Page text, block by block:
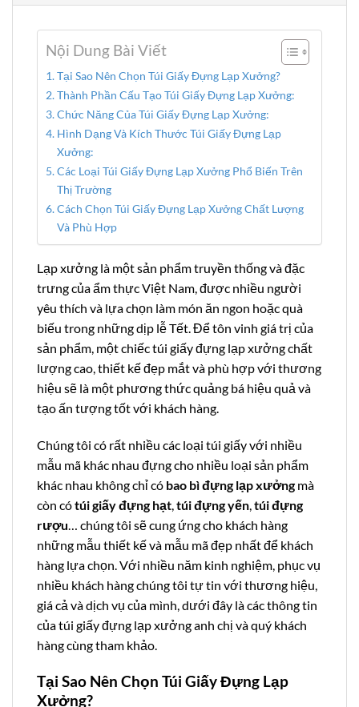
Nội Dung Bài Viết
Tại Sao Nên Chọn Túi Giấy Đựng Lạp Xưởng?
Thành Phần Cấu Tạo Túi Giấy Đựng Lạp Xưởng:
Chức Năng Của Túi Giấy Đựng Lạp Xưởng:
Hình Dạng Và Kích Thước Túi Giấy Đựng Lạp
Xưởng:
Các Loại Túi Giấy Đựng Lạp Xưởng Phổ Biến Trên
Thị Trường
Cách Chọn Túi Giấy Đựng Lạp Xưởng Chất Lượng
Và Phù Hợp
Lạp xưởng là một sản phẩm truyền thống và đặc
trưng của ẩm thực Việt Nam, được nhiều người
yêu thích và lựa chọn làm món ăn ngon hoặc quà
biếu trong những dịp lễ Tết. Để tôn vinh giá trị của
sản phẩm, một chiếc túi giấy đựng lạp xưởng chất
lượng cao, thiết kế đẹp mắt và phù hợp với thương
hiệu sẽ là một phương thức quảng bá hiệu quả và
tạo ấn tượng tốt với khách hàng.
Chúng tôi có rất nhiều các loại túi giấy với nhiều
mẫu mã khác nhau đựng cho nhiều loại sản phẩm
khác nhau không chỉ có bao bì đựng lạp xưởngmà
còn cótúi giấy đựng hạt,túi đựng yến,túi đựng
rượu… chúng tôi sẽ cung ứng cho khách hàng
những mẫu thiết kế và mẫu mã đẹp nhất để khách
hàng lựa chọn. Với nhiều năm kinh nghiệm, phục vụ
nhiều khách hàng chúng tôi tự tin với thương hiệu,
giá cả và dịch vụ của mình, dưới đây là các thông tin
của túi giấy đựng lạp xưởng anh chị và quý khách
hàng cùng tham khảo.
Tại Sao Nên Chọn Túi Giấy Đựng Lạp
Xưởng?